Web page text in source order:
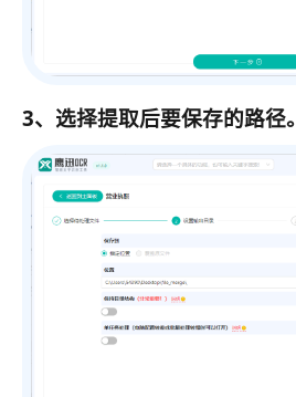
3、选择提取后要保存的路径。